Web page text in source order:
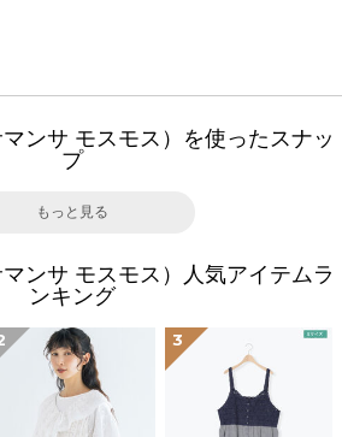
ンサ モスモス）を使ったスナッ
プ
もっと見る
ンサ モスモス）人気アイテムラ
ンキング
3